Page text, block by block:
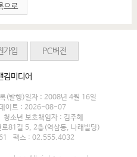
으로
가입 PC버전
김미디어
(발행)일자 : 2008년 4월 16일
이트 : 2026-08-07
청소년 보호책임자 : 김주혜
로81길 5, 2층(역삼동, 나래빌딩)
팩스 : 02.555.4032